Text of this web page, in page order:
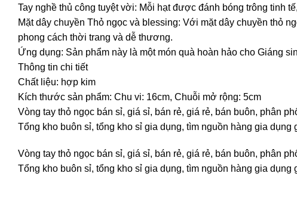
Tay nghề thủ công tuyệt vời: Mỗi hạt được đánh bóng trông tinh
Mặt dây chuyền Thỏ ngọc và blessing: Với mặt dây chuyền thỏ
phong cách thời trang và dễ thương.
Ứng dụng: Sản phẩm này là một món quà hoàn hảo cho Giáng
Thông tin chi tiết
Chất liệu: hợp kim
Kích thước sản phẩm: Chu vi: 16cm, Chuỗi mở rộng: 5cm
Vòng tay thỏ ngọc bán sỉ, giá sỉ, bán rẻ, giá rẻ, bán buôn, phân
Tổng kho buôn sỉ, tổng kho sỉ gia dụng, tìm nguồn hàng gia
Vòng tay thỏ ngọc bán sỉ, giá sỉ, bán rẻ, giá rẻ, bán buôn, phân
Tổng kho buôn sỉ, tổng kho sỉ gia dụng, tìm nguồn hàng gia